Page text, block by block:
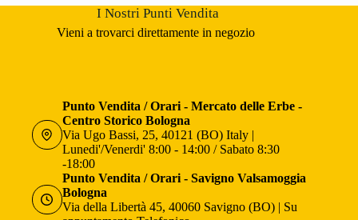
I Nostri Punti Vendita
Vieni a trovarci direttamente in negozio
Punto Vendita / Orari - Mercato delle Erbe -
Centro Storico Bologna
Via Ugo Bassi, 25, 40121 (BO) Italy |
Lunedi'/Venerdi' 8:00 - 14:00 / Sabato 8:30
-18:00
Punto Vendita / Orari - Savigno Valsamoggia
Bologna
Via della Libertà 45, 40060 Savigno (BO) | Su